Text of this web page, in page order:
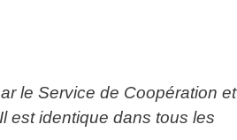
le Service de Coopération et
est identique dans tous les